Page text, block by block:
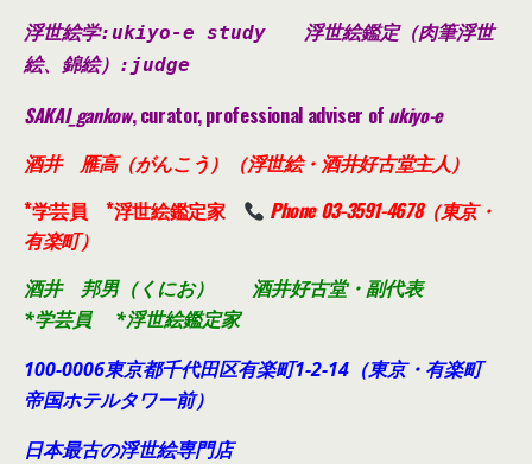
浮世絵学:ukiyo-e study 浮世絵鑑定（肉筆浮世
絵、錦絵） :judge
SAKAI_gankow, curator, professional adviser of ukiyo-e
酒井 雁高（がんこう）（浮世絵・酒井好古堂主人）
*学芸員 *浮世絵鑑定家
Phone 03-3591-4678（東京・
有楽町）
酒井 邦男（くにお） 酒井好古堂・副代表
*学芸員 *浮世絵鑑定家
100-0006東京都千代田区有楽町1-2-14（東京・有楽町
帝国ホテルタワー前）
日本最古の浮世絵専門店